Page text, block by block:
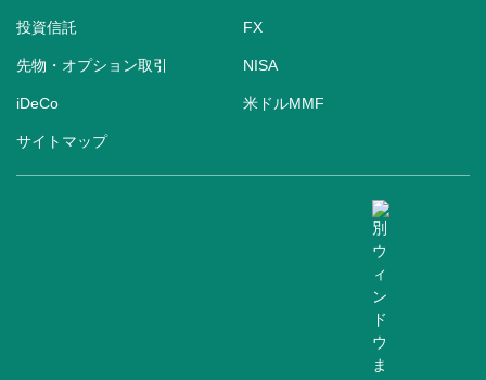
投資信託 FX
先物・オプション取引 NISA
iDeCo 米ドルMMF
サイトマップ